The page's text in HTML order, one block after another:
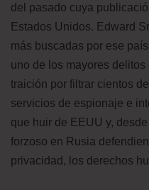
del pasado cuya
Estados Unidos. Edward
más buscadas por ese
uno de los mayores
traición por filtrar cientos
servicios de espionaje e
que huir de EEUU y,
forzoso en Rusia
privacidad, los derechos